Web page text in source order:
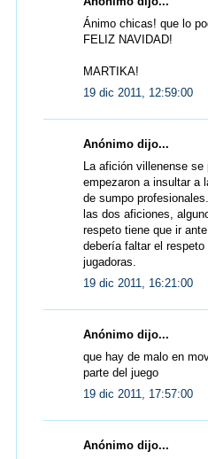
Ánimo chicas! que lo
FELIZ NAVIDAD!
MARTIKA!
19 dic 2011, 12:59:00
Anónimo dijo...
La afición villenense
empezaron a insultar a
de sumpo
las dos aficiones,
respeto tiene que ir
debería faltar el
jugadoras.
19 dic 2011, 16:21:00
Anónimo dijo...
que hay de malo en
parte del juego
19 dic 2011, 17:57:00
Anónimo dijo...